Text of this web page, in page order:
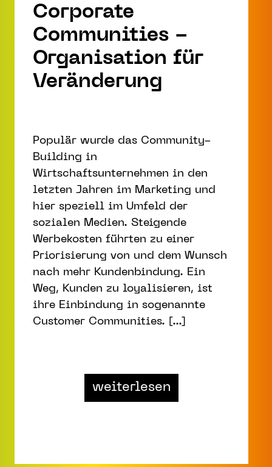
Corporate
Communities -
Organisation für
Veränderung
Populär wurde das Community-
Building in
Wirtschaftsunternehmen in den
letzten Jahren im Marketing und
hier speziell im Umfeld der
sozialen Medien. Steigende
Werbekosten führten zu einer
Priorisierung von und dem Wunsch
nach mehr Kundenbindung. Ein
Weg, Kunden zu loyalisieren, ist
ihre Einbindung in sogenannte
Customer Communities. [...]
weiterlesen